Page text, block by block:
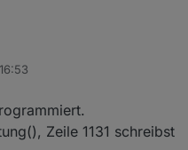
Zeile 1131 schreibst